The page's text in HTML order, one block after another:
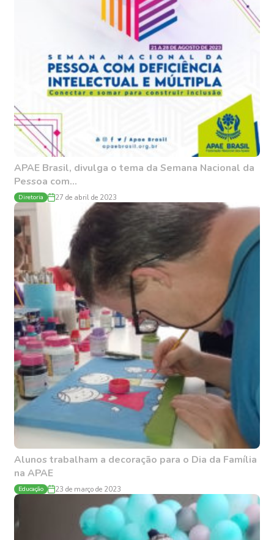
APAE Brasil, divulga o tema da Semana Nacional da
Pessoa com...
Diretoria 27 de abril de 2023
Alunos trabalham a decoração para o Dia da Família
na APAE
Educação 23 de março de 2023